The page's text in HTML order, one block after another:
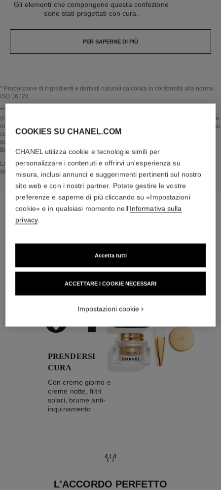
Gli elementi che compongono questa confezione
sono stati progettati con cura.
PER SAPERNE DI PIÙ
* Proporzione di ingredienti e derivati naturali calcolata in conformità alla norma
ISO 16128.
Tornare al video↩
** Stima calcolata nell’Ottobre 2025 usando il metodo pubblicato dall’IPCC
(Gruppo intergovernativo sul cambiamento climatico) nel 2013 e in conformità alla
norma ISO 14067. Ambito di analisi: fabbricazione degli ingredienti cosmetici e dei
componenti dell'imballaggio, produzione, distribuzione, utilizzo del prodotto (se
pertinente al prodotto) e fine vita dell'imballaggio. Metodologia verificata da
Bureau Veritas.
Tornare al video↩
La sezione NEL CUORE DEL PRODOTTO si basa su informazioni raccolte e
verificate a ottobre 2025.
04
PRENDERSI
CURA
Con creme giorno e
creme notte, filtri
solari, brume anti-
inquinamento
4/4
L'ACCORDO PERFETTO
COOKIES SU CHANEL.COM
CHANEL utilizza cookie e tecnologie simili per
personalizzare i contenuti e offrirvi un'esperienza su
misura, inclusi annunci e suggerimenti pertinenti sul nostro
sito web e con i nostri partner. Potete gestire le vostre
preferenze e saperne di più cliccando su «Impostazioni
cookie» e in qualsiasi momento nell'Informativa sulla
privacy.
ACCETTARE I COOKIE NECESSARI
Accetta tutti
Impostazioni cookie